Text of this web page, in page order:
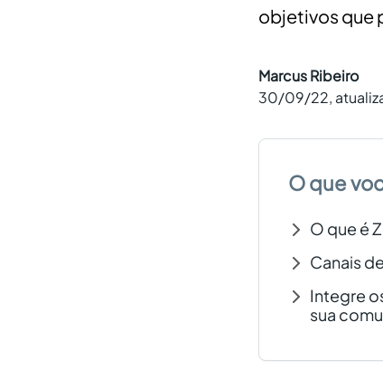
objetivos que
Marcus Ribeiro
30/09/22,
O que
O que é
Canais
Integre
sua